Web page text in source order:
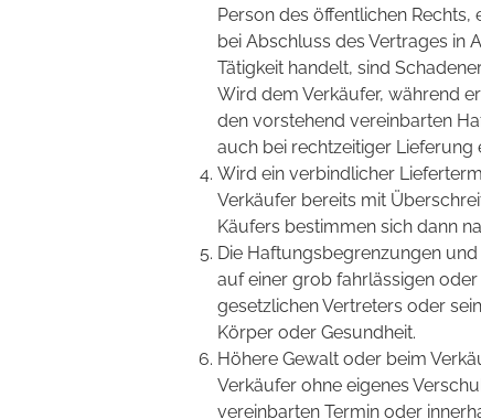
Person des öffentlichen
bei Abschluss des Vertrages in
Tätigkeit handelt, sind
Wird dem Verkäufer, während
den vorstehend vereinbarten
auch bei rechtzeitiger Lieferung
Wird ein verbindlicher
Verkäufer bereits mit
Käufers bestimmen sich dann
Die Haftungsbegrenzungen
auf einer grob fahrlässigen
gesetzlichen Vertreters oder
Körper oder Gesundheit.
Höhere Gewalt oder beim
Verkäufer ohne eigenes
vereinbarten Termin oder